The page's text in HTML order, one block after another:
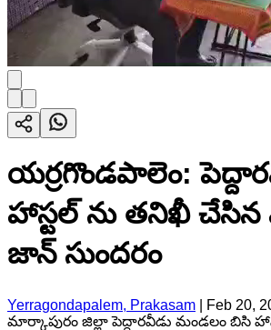
యర్రగొండపాలెం:
హాస్టల్ ను తనిఖీ
జాన్ సుందరం
Yerragondapalem, Prakasam
Feb 20,
మార్కాపురం జిల్లా పెద్దారవీడు మండలం బిసి